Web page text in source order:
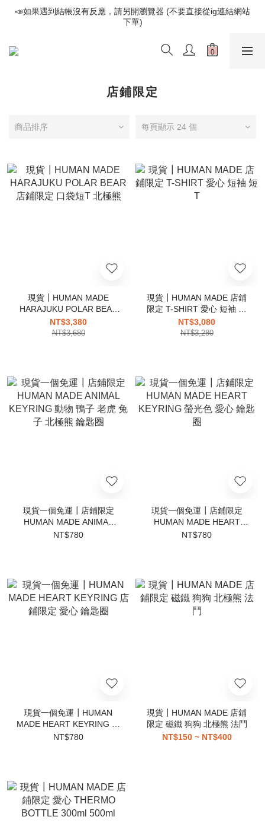
📣如果遇到結帳沒有反應，請另開瀏覽器 (不要直接從ig連結網站
下單)
📣如果遇到結帳沒有反應，請另開瀏覽器 (不要直接從ig連結網站
下單)
歡迎光臨૮⍝• ᴥ •⍝ა 新品請追蹤官方INSTAGRAM
下單)
店鋪限定
商品排序 每頁顯示 24 個
現貨┃HUMAN MADE
HARAJUKU POLAR BEAR
店鋪限定 口袋短T 北極熊
NT$3,380
NT$3,680
現貨┃HUMAN MADE 店鋪
限定 T-SHIRT 愛心 短袖 短
T
NT$3,080
NT$3,280
現貨一個免運┃店鋪限定
HUMAN MADE ANIMAL
KEYRING 動物 鴨子 老虎 兔
NT$780
現貨一個免運┃店鋪限定
HUMAN MADE HEART
KEYRING 螢光色 愛心 鑰匙
NT$780
現貨一個免運┃HUMAN
MADE HEART KEYRING 店
鋪限定 愛心 鑰匙圈
NT$780
現貨┃HUMAN MADE 店鋪
限定 磁鐵 狗狗 北極熊 法鬥
NT$150 ~ NT$400